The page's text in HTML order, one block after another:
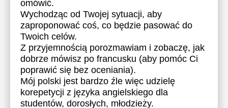
omówić.
Wychodząc od Twojej sytuacji, aby
zaproponować coś, co będzie pasować do
Twoich celów.
Z przyjemnością porozmawiam i zobaczę, jak
dobrze mówisz po francusku (aby pomóc Ci
poprawić się bez oceniania).
Mój polski jest bardzo źle więc udzielę
korepetycji z języka angielskiego dla
studentów, dorosłych, młodzieży.